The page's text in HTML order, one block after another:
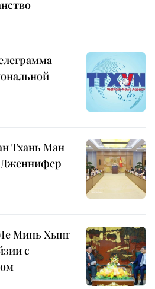
Тхань Ман
Минь Хынг
с